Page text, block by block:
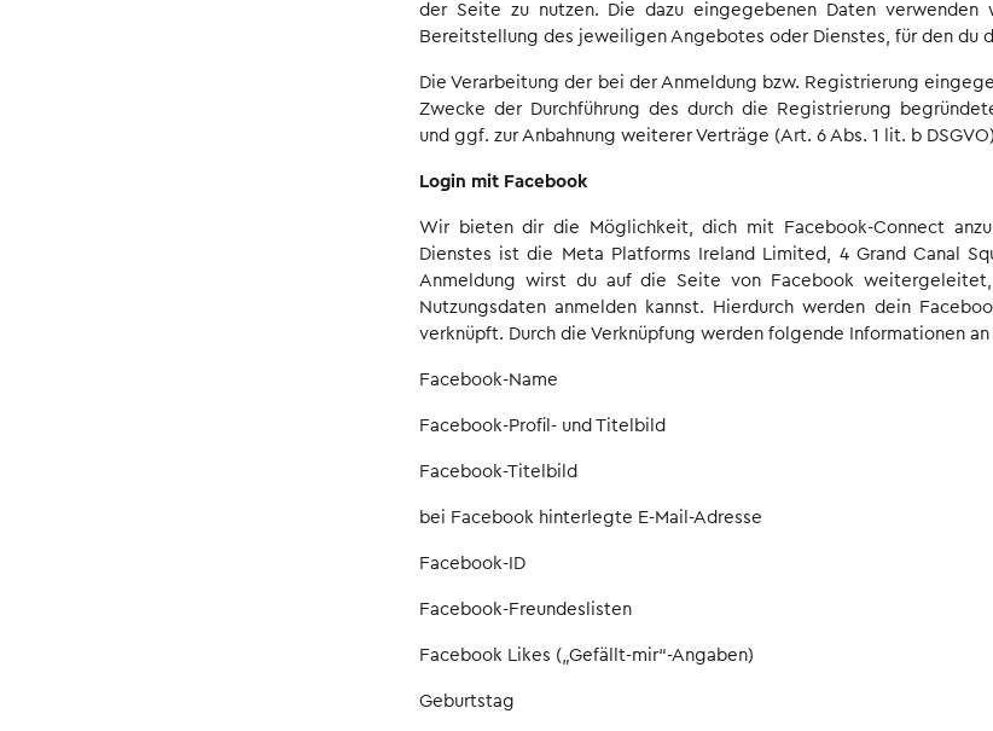
der Seite zu nutzen. Die dazu eingegebenen Daten verwenden
Bereitstellung des jeweiligen Angebotes oder Dienstes, für den du
Die Verarbeitung der bei der Anmeldung bzw. Registrierung
Zwecke der Durchführung des durch die Registrierung
und ggf. zur Anbahnung weiterer Verträge (Art. 6 Abs. 1 lit. b
Login mit Facebook
Wir bieten dir die Möglichkeit, dich mit Facebook-Connect
Dienstes ist die Meta Platforms Ireland Limited, 4 Grand Canal
Anmeldung wirst du auf die Seite von Facebook
Nutzungsdaten anmelden kannst. Hierdurch werden dein
verknüpft. Durch die Verknüpfung werden folgende Informationen
Facebook-Name
Facebook-Profil- und Titelbild
Facebook-Titelbild
bei Facebook hinterlegte E-Mail-Adresse
Facebook-ID
Facebook-Freundeslisten
Facebook Likes („Gefällt-mir“-Angaben)
Geburtstag